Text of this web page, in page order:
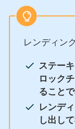
レンディン
ステー
ロック
ること
レンデ
し出し